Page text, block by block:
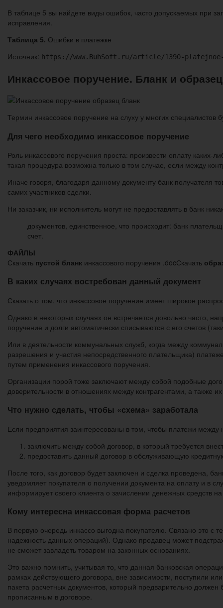
В таблице 5 вы найдете виды ошибок, часто допускаемых при
исправления.
Таблица 5. Ошибки в платежке
Источник: https://www.BuhSoft.ru/article/1390-
Инкассовое поручение. Бланк и
Термин инкассовое поручение на слуху у многих специалистов
Для чего необходимо инкассовое поручение
Роль инкассового поручения проста: произвести оплату каких-
такая процедура возможна только в том случае, если между
Иначе говоря, благодаря данному документу банк получателя
самих участников сделки.
Ни заказчик, ни исполнитель могут не предоставлять в банк
документов, единственное, что происходит: банк
счет.
ФАЙЛЫ
Скачать пустой бланк инкассового поручения .docСкачать
В каких случаях востребован данный документ
Сказать о том, что инкассовое поручение имеет широкое
Однако в некоторых случаях он встречается довольно часто,
поручение и долги автоматически списываются с его счетов
Или в деятельности коммунальных служб, когда между
разрешения и участия непосредственного плательщика)
путем применения инкассового поручения.
Организации порой тоже заключают между собой подобные
доверительности в отношениях между контрагентами, а также
Что нужно сделать, чтобы «схема» заработала
Если предприятия заинтересованы в том, чтобы платежи
заключить между собой договор, в который требуется
предоставить данный договор в обслуживающую
После того, как договор будет заключен и сделка проведена,
уведомляет покупателя о получении документа на оплату и в
информирует своего клиента о зачислении денежных средств на
Кому интересна инкассовая форма расчетов
В первую очередь инкассо выгодна покупателю. Связано это с
надежность данных операций). Однако продавец может
не сможет завладеть товаром на законных основаниях.
Это важно помнить, учитывая то, что данная банковская
рамках действующего договора, вне зависимости, поступили
пакета расчетных документов, который предварительно
прописанным в договоре.